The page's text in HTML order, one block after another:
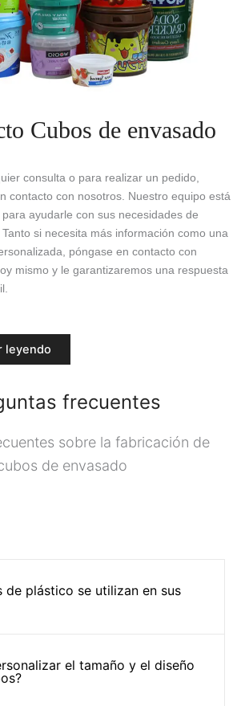
Cubos de envasado
consulta o para realizar un pedido,
contacto con nosotros. Nuestro equipo está
ayudarle con sus necesidades de
si necesita más información como una
póngase en contacto con
mismo y le garantizaremos una respuesta
leyendo
frecuentes
sobre la fabricación de
de envasado
de plástico se utilizan en sus
el tamaño y el diseño